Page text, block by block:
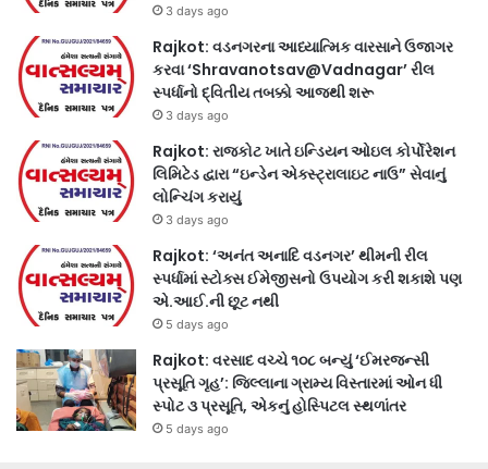
3 days ago
Rajkot: વડનગરના આધ્યાત્મિક વારસાને ઉજાગર
કરવા ‘Shravanotsav@Vadnagar’ રીલ
સ્પર્ધાનો દ્વિતીય તબક્કો આજથી શરૂ
3 days ago
Rajkot: રાજકોટ ખાતે ઇન્ડિયન ઓઇલ કોર્પોરેશન
લિમિટેડ દ્વારા “ઇન્ડેન એક્સ્ટ્રાલાઇટ નાઉ” સેવાનું
લોન્ચિંગ કરાયું
3 days ago
Rajkot: ‘અનંત અનાદિ વડનગર’ થીમની રીલ
સ્પર્ધામાં સ્ટોક્સ ઈમેજીસનો ઉપયોગ કરી શકાશે પણ
એ.આઈ.ની છૂટ નથી
5 days ago
Rajkot: વરસાદ વચ્ચે ૧૦૮ બન્યું ‘ઈમરજન્સી
પ્રસૂતિ ગૃહ’: જિલ્લાના ગ્રામ્ય વિસ્તારમાં ઓન ધી
સ્પોટ ૩ પ્રસૂતિ, એકનું હોસ્પિટલ સ્થળાંતર
5 days ago